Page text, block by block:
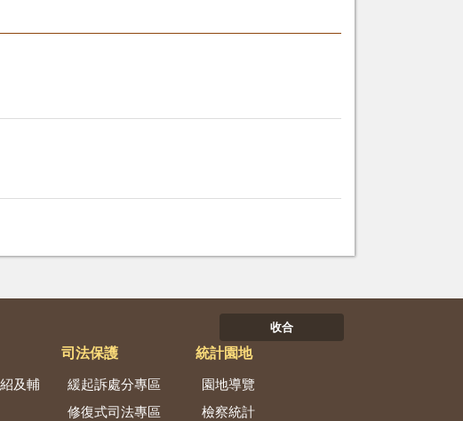
收合
及輔
司法保護
緩起訴處分專區
修復式司法專區
統計園地
園地導覽
檢察統計